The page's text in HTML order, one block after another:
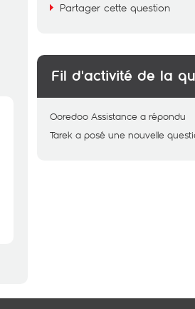
Partager cette question
Fil d'activité de la
Ooredoo Assistance a répondu
Tarek a posé une nouvelle